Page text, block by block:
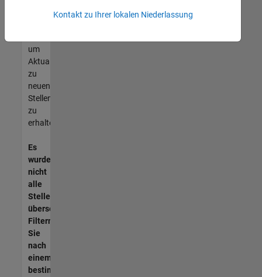
unseres
um
Aktualisierungen
zu
neuen
Stellenangeboten
zu
erhalten.
Es
wurden
nicht
alle
Stellen
übersetzt.
Filtern
Sie
nach
einem
bestimmten
Kontakt zu Ihrer lokalen Niederlassung